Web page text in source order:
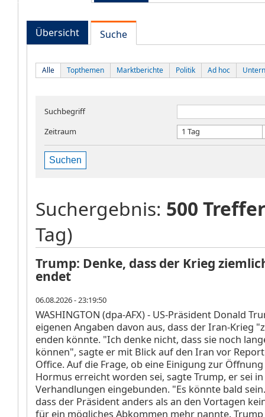
Übersicht Suche
Alle Topthemen Marktberichte Politik Ad hoc
Suchbegriff
Zeitraum
1 Tag
Suchen
Suchergebnis: 500 Treffer
Tag)
Trump: Denke, dass der Krieg
endet
06.08.2026 - 23:19:50
WASHINGTON (dpa-AFX) - US-Präsident Donald
eigenen Angaben davon aus, dass der Iran-Krieg
enden könnte. "Ich denke nicht, dass sie noch
können", sagte er mit Blick auf den Iran vor
Office. Auf die Frage, ob eine Einigung zur
Hormus erreicht worden sei, sagte Trump, er sei in
Verhandlungen eingebunden. "Es könnte bald
dass der Präsident anders als an den Vortagen
für ein mögliches Abkommen mehr nannte.